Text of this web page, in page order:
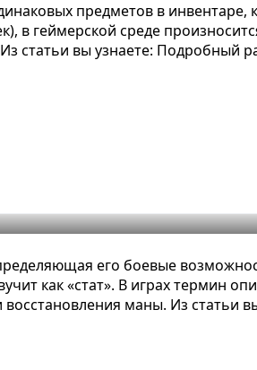
предметов в инвентаре,
в геймерской среде
статьи вы узнаете: Подробный
и виды
его боевые
как «стат». В играх термин
маны. Из